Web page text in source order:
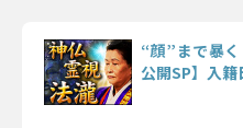
“顔”まで暴
公開SP】入